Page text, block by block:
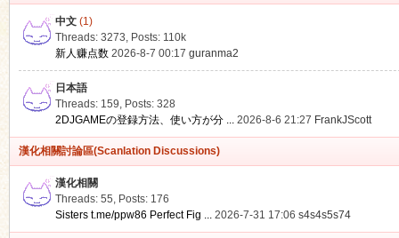
中文(1)
Threads: 3273, Posts: 110k
新人赚点数 2026-8-7 00:17 guranma2
日本語
Threads: 159, Posts: 328
2DJGAMEの登録方法、使い方が分 ... 2026-8-6 21:27 FrankJScott
漢化相關討論區(Scanlation Discussions)
漢化相關
Threads: 55, Posts: 176
Sisters t.me/ppw86 Perfect Fig ... 2026-7-31 17:06 s4s4s5s74